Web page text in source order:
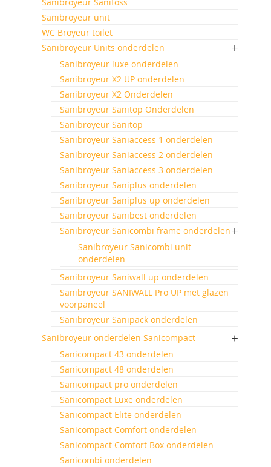
Sanibroyeur unit
WC Broyeur toilet
Sanibroyeur Units onderdelen
Sanibroyeur luxe onderdelen
Sanibroyeur X2 UP onderdelen
Sanibroyeur X2 Onderdelen
Sanibroyeur Sanitop Onderdelen
Sanibroyeur Sanitop
Sanibroyeur Saniaccess 1 onderdelen
Sanibroyeur Saniaccess 2 onderdelen
Sanibroyeur Saniaccess 3 onderdelen
Sanibroyeur Saniplus onderdelen
Sanibroyeur Saniplus up onderdelen
Sanibroyeur Sanibest onderdelen
Sanibroyeur Sanicombi frame onderdelen
Sanibroyeur Sanicombi unit
onderdelen
Sanibroyeur Saniwall up onderdelen
Sanibroyeur SANIWALL Pro UP met glazen
voorpaneel
Sanibroyeur Sanipack onderdelen
Sanibroyeur onderdelen Sanicompact
Sanicompact 43 onderdelen
Sanicompact 48 onderdelen
Sanicompact pro onderdelen
Sanicompact Luxe onderdelen
Sanicompact Elite onderdelen
Sanicompact Comfort onderdelen
Sanicompact Comfort Box onderdelen
Sanicombi onderdelen